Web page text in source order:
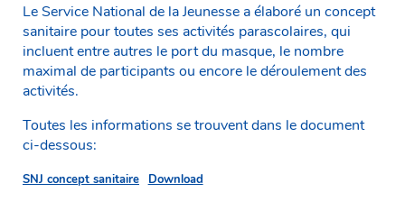
Le Service National de la Jeunesse a élaboré un concept
sanitaire pour toutes ses activités parascolaires, qui
incluent entre autres le port du masque, le nombre
maximal de participants ou encore le déroulement des
activités.
Toutes les informations se trouvent dans le document
ci-dessous:
SNJ concept sanitaire Download